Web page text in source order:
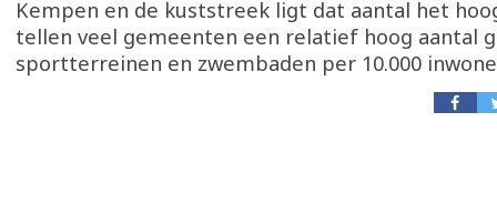
Kempen en de kuststreek ligt dat aantal het
tellen veel gemeenten een relatief hoog aantal
sportterreinen en zwembaden per 10.000